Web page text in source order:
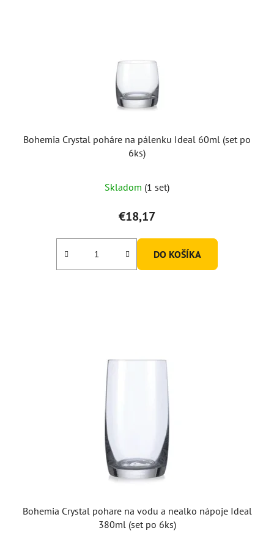
Bohemia Crystal poháre na pálenku Ideal 60ml (set po
6ks)
Skladom (1 set)
€18,17
DO KOŠÍKA
Bohemia Crystal pohare na vodu a nealko nápoje Ideal
380ml (set po 6ks)